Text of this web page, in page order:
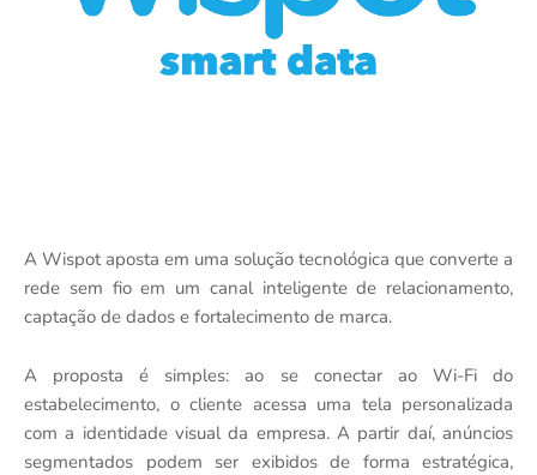
A Wispot aposta em uma solução tecnológica que converte a
rede sem fio em um canal inteligente de relacionamento,
captação de dados e fortalecimento de marca.
A proposta é simples: ao se conectar ao Wi-Fi do
estabelecimento, o cliente acessa uma tela personalizada
com a identidade visual da empresa. A partir daí, anúncios
segmentados podem ser exibidos de forma estratégica,